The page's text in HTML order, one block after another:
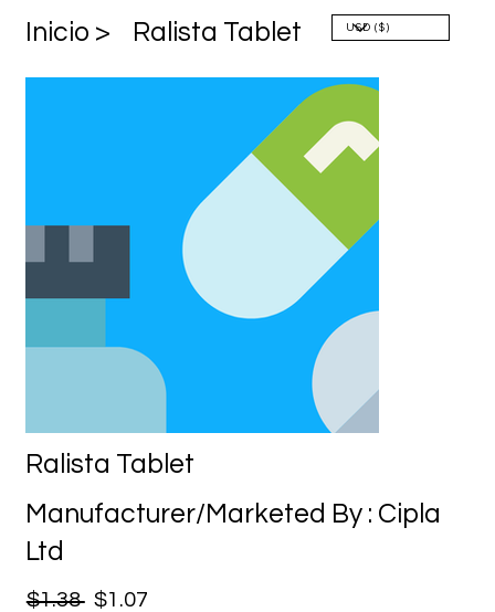
​Inicio > Ralista Tablet
Ralista Tablet
Manufacturer/Marketed By : Cipla
Ltd
$1.38 $1.07